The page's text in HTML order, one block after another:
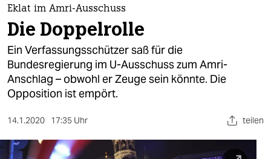
themen
politik
öko
gesellschaft
kultur
sport
Eklat im Amri-Ausschuss
Die Doppelrolle
Ein Verfassungsschützer saß für die
Bundesregierung im U-Ausschuss zum Amri-
Anschlag – obwohl er Zeuge sein könnte. Die
Opposition ist empört.
14.1.2020 17:35 Uhr teilen